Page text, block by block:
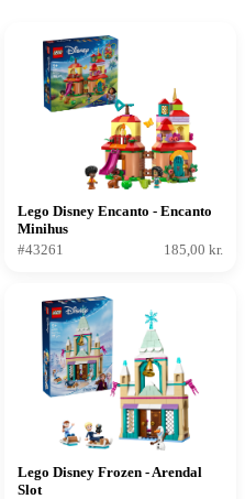
Lego Disney Encanto - Encanto
Minihus
#43261
185,00 kr.
Lego Disney Frozen - Arendal
Slot